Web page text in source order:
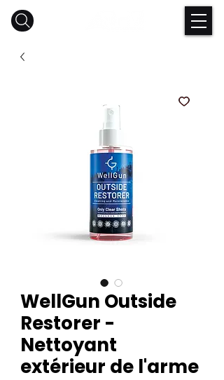
WellGun Outside
Restorer -
Nettoyant
extérieur de l'arme